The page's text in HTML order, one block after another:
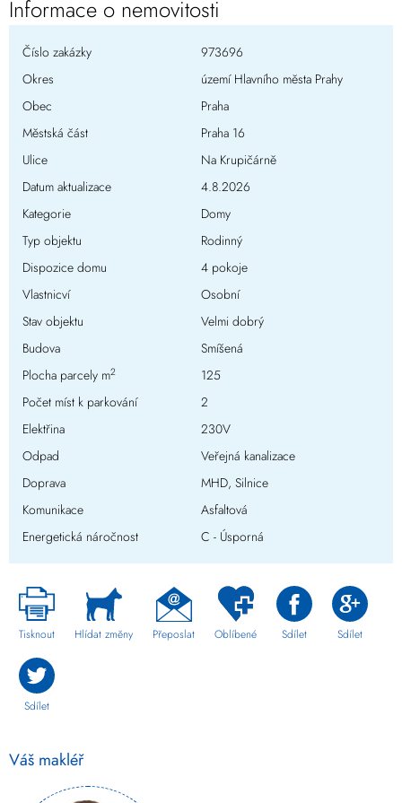
Informace o nemovitosti
Číslo zakázky
973696
Okres
území Hlavního města Prahy
Obec
Praha
Městská část
Praha 16
Ulice
Na Krupičárně
Datum aktualizace
4.8.2026
Kategorie
Domy
Typ objektu
Rodinný
Dispozice domu
4 pokoje
Vlastnicví
Osobní
Stav objektu
Velmi dobrý
Budova
Smíšená
Plocha parcely m2
125
Počet míst k parkování
2
Elektřina
230V
Odpad
Veřejná kanalizace
Doprava
MHD, Silnice
Komunikace
Asfaltová
Energetická náročnost
C - Úsporná
Tisknout Hlídat změny Přeposlat Oblíbené Sdílet Sdílet
Sdílet
Váš makléř